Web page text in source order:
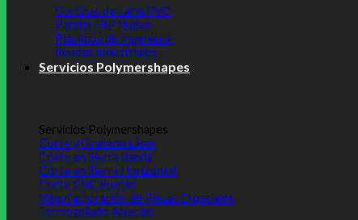
Cortinas de Lama PVC
Parrilla FRP
Plásticos de Ingeniería
Ruedas Industriales
Servicios Polymershapes
Servicios Polymershapes
Corte y Grabado Láser
Corte en Sierra Banda
Corte en Sierra Horizontal
Corte CNC Router
Manufacturación de Piezas Especiales
Termosellado Alveolar